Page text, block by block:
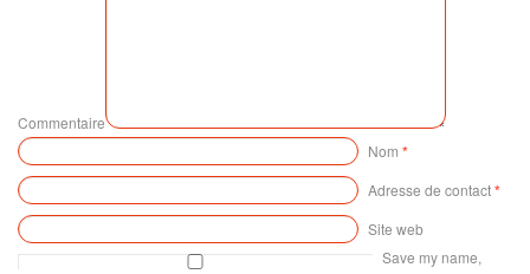
Commentaire
Nom *
Adresse de contact*
Site web
Save my name,